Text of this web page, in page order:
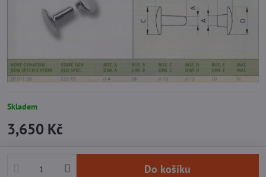
Skladem
3,650 Kč
Do košíku